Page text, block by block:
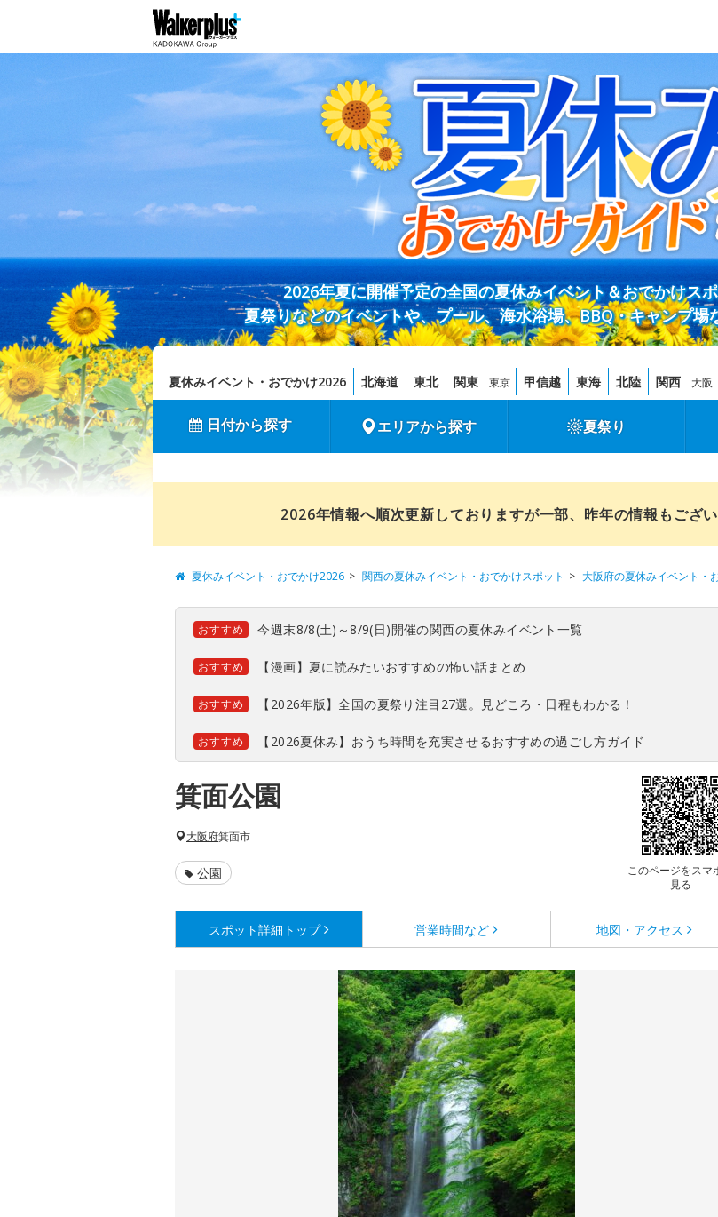
2026年夏に開催予定の全国の夏休みイベント＆おでかけス
夏祭りなどのイベントや、プール、海水浴場、BBQ・キャンプ
夏休みイベント・おでかけ2026 北海道 東北 関東 東京 甲信越 東海 北陸 関西 大阪
日付から探す エリアから探す 夏祭り
2026年情報へ順次更新しておりますが一部、昨年の情報もござ
夏休みイベント・おでかけ2026 関西の夏休みイベント・おでかけスポット 大阪府の夏休みイベント・
おすすめ 今週末8/8(土)～8/9(日)開催の関西の夏休みイベント一覧
おすすめ 【漫画】夏に読みたいおすすめの怖い話まとめ
おすすめ 【2026年版】全国の夏祭り注目27選。見どころ・日程もわかる！
おすすめ 【2026夏休み】おうち時間を充実させるおすすめの過ごし方ガイド
箕面公園
このページをスマ
見る
大阪府箕面市
公園
スポット詳細 トップ 営業時間など 地図・アクセス